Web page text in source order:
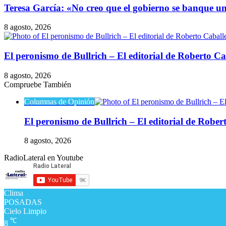
​Teresa García: «No creo que el gobierno se banque
8 agosto, 2026
​El peronismo de Bullrich – El editorial de Roberto
8 agosto, 2026
Compruebe También
Columnas de Opinión
​El peronismo de Bullrich – El editorial de
8 agosto, 2026
RadioLateral en Youtube
Clima
POSADAS
Cielo Limpio
8 ℃